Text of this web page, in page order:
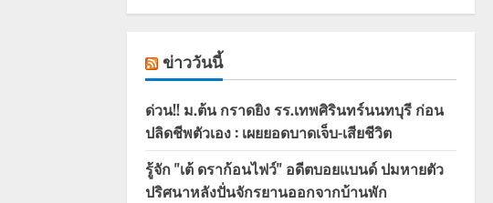
ข่าววันนี้
ด่วน!! ม.ต้น กราดยิง รร.เทพศิรินทร์นนทบุรี ก่อน
ปลิดชีพตัวเอง : เผยยอดบาดเจ็บ-เสียชีวิต
รู้จัก "เต้ ดราก้อนไฟว์" อดีตบอยแบนด์ ปมหายตัว
ปริศนาหลังปั่นจักรยานออกจากบ้านพัก